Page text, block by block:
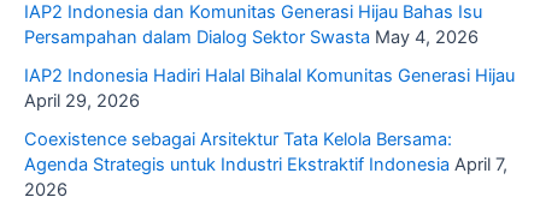
IAP2 Indonesia dan Komunitas Generasi Hijau Bahas Isu
Persampahan dalam Dialog Sektor Swasta May 4, 2026
IAP2 Indonesia Hadiri Halal Bihalal Komunitas Generasi Hijau
April 29, 2026
Coexistence sebagai Arsitektur Tata Kelola Bersama:
Agenda Strategis untuk Industri Ekstraktif Indonesia April 7,
2026